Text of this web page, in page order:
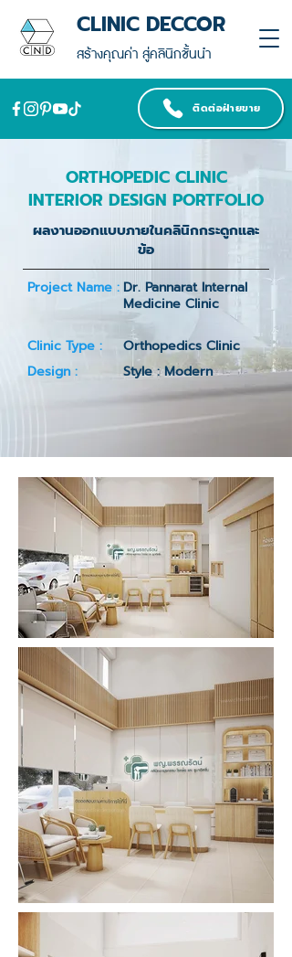
สร้างคุณค่า สู่คลินิกชั้นนำ
CLINIC DECCOR
ติดต่อฝ่ายขาย
ORTHOPEDIC CLINIC
INTERIOR DESIGN PORTFOLIO
ผลงานออกแบบภายในคลินิกกระดูกและ
ข้อ
Project Name : Dr. Pannarat Internal
Medicine Clinic
Clinic Type :
Orthopedics Clinic
Design :
Style : Modern